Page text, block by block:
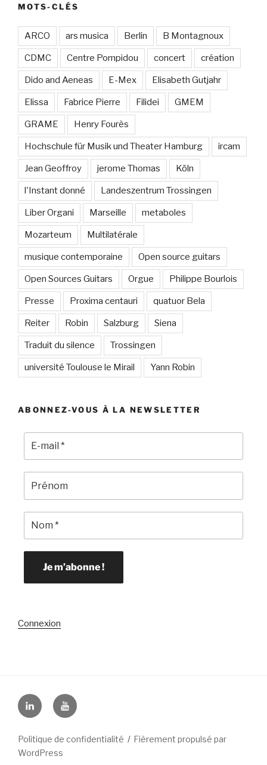
MOTS-CLÉS
ARCO ars musica Berlin B Montagnoux
CDMC Centre Pompidou concert création
Dido and Aeneas E-Mex Elisabeth Gutjahr
Elissa Fabrice Pierre Filidei GMEM
GRAME Henry Fourès
Hochschule für Musik und Theater Hamburg ircam
Jean Geoffroy jerome Thomas Köln
l'Instant donné Landeszentrum Trossingen
Liber Organi Marseille metaboles
Mozarteum Multilatérale
musique contemporaine Open source guitars
Open Sources Guitars Orgue Philippe Bourlois
Presse Proxima centauri quatuor Bela
Reiter Robin Salzburg Siena
Traduit du silence Trossingen
université Toulouse le Mirail Yann Robin
ABONNEZ-VOUS À LA NEWSLETTER
Connexion
LinkedinYouTube
Politique de confidentialité
Fièrement propulsé par
WordPress